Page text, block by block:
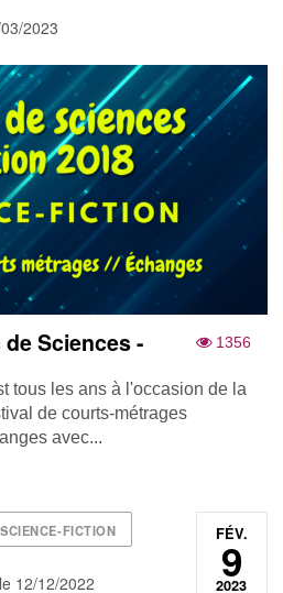
2023
1356
Sciences -
tous les ans à l'occasion de la
de courts-métrages
avec...
SCIENCE-FICTION
12/12/2022
FÉV.
9
2023